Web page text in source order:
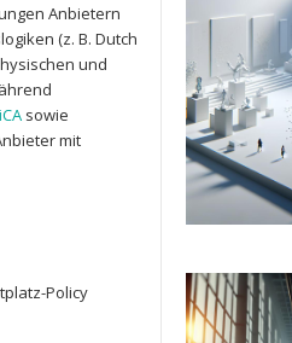
Anbietern
(z. B. Dutch
und
sowie
mit⁢
Policy